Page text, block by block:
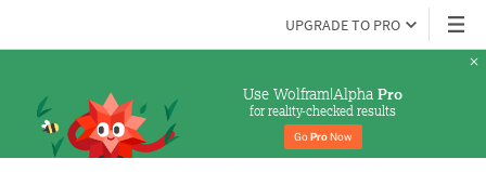
UPGRADE TO PRO
Use Wolfram|Alpha Pro
for reality-checked results
Go Pro Now